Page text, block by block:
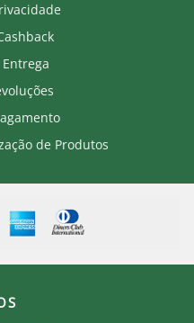
e não passar a
Fluminense.
você fortalece seu
de Produtos